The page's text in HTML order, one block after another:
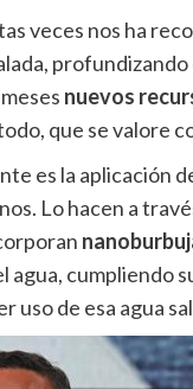
veces nos ha
nuevos
que se valore
es la aplicación
Lo hacen a
agua, cumpliendo
uso de esa agua